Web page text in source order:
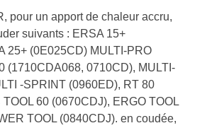
pour un apport de chaleur accru,
suivants : ERSA 15+
25+ (0E025CD) MULTI-PRO
(1710CDA068, 0710CD), MULTI-
-SPRINT (0960ED), RT 80
60 (0670CDJ), ERGO TOOL
TOOL (0840CDJ). en coudée,